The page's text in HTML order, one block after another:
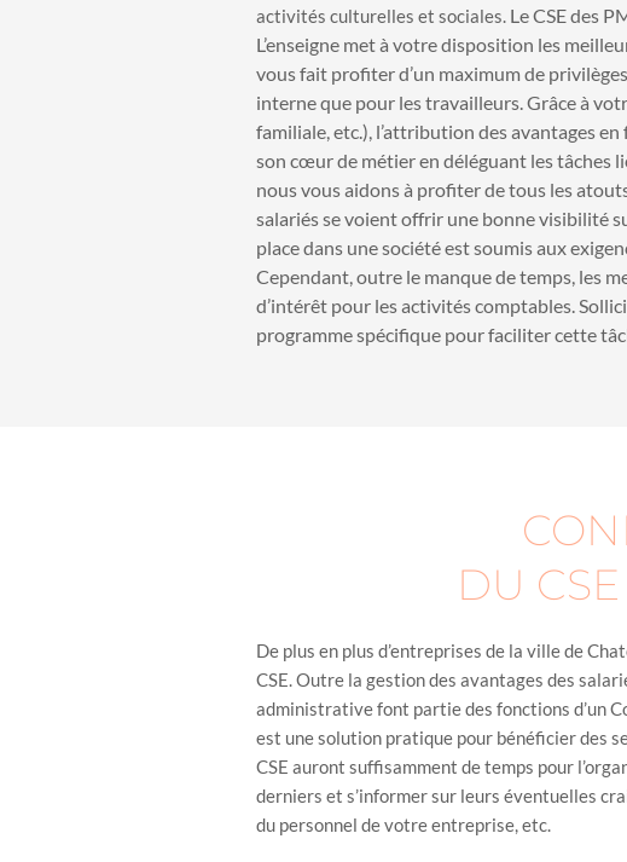
activités culturelles et sociales. Le CSE des
L’enseigne met à votre disposition les
vous fait profiter d’un maximum de
interne que pour les travailleurs. Grâce à
familiale, etc.), l’attribution des avantages
son cœur de métier en déléguant les tâches
nous vous aidons à profiter de tous les
salariés se voient offrir une bonne visibilité
place dans une société est soumis aux
Cependant, outre le manque de temps, les
d’intérêt pour les activités comptables.
programme spécifique pour faciliter cette
DU
De plus en plus d’entreprises de la ville de
CSE. Outre la gestion des avantages des
administrative font partie des fonctions d’un
est une solution pratique pour bénéficier des
CSE auront suffisamment de temps pour
derniers et s’informer sur leurs éventuelles
du personnel de votre entreprise, etc.